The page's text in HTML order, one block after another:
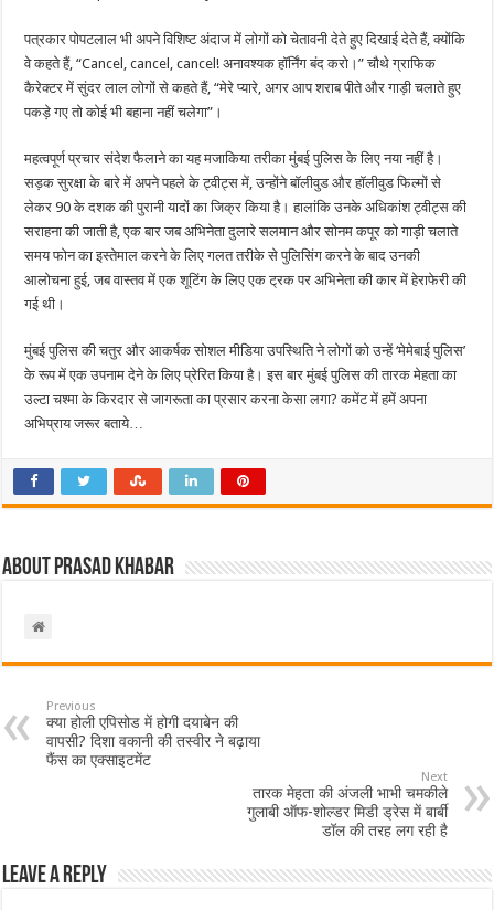
पत्रकार पोपटलाल भी अपने विशिष्ट अंदाज में लोगों को चेतावनी देते हुए दिखाई देते हैं, क्योंकि
वे कहते हैं, “Cancel, cancel, cancel! अनावश्यक हॉर्निंग बंद करो।” चौथे ग्राफिक
कैरेक्टर में सुंदर लाल लोगों से कहते हैं, “मेरे प्यारे, अगर आप शराब पीते और गाड़ी चलाते हुए
पकड़े गए तो कोई भी बहाना नहीं चलेगा”।
महत्वपूर्ण प्रचार संदेश फैलाने का यह मजाकिया तरीका मुंबई पुलिस के लिए नया नहीं है।
सड़क सुरक्षा के बारे में अपने पहले के ट्वीट्स में, उन्होंने बॉलीवुड और हॉलीवुड फिल्मों से
लेकर 90 के दशक की पुरानी यादों का जिक्र किया है। हालांकि उनके अधिकांश ट्वीट्स की
सराहना की जाती है, एक बार जब अभिनेता दुलारे सलमान और सोनम कपूर को गाड़ी चलाते
समय फोन का इस्तेमाल करने के लिए गलत तरीके से पुलिसिंग करने के बाद उनकी
आलोचना हुई, जब वास्तव में एक शूटिंग के लिए एक ट्रक पर अभिनेता की कार में हेराफेरी की
गई थी।
मुंबई पुलिस की चतुर और आकर्षक सोशल मीडिया उपस्थिति ने लोगों को उन्हें ‘मेमेबाई पुलिस’
के रूप में एक उपनाम देने के लिए प्रेरित किया है। इस बार मुंबई पुलिस की तारक मेहता का
उल्टा चश्मा के किरदार से जागरूता का प्रसार करना केसा लगा? कमेंट में हमें अपना
अभिप्राय जरूर बताये…
About Prasad Khabar
Previous
क्या होली एपिसोड में होगी दयाबेन की
वापसी? दिशा वकानी की तस्वीर ने बढ़ाया
फैंस का एक्साइटमेंट
Next
तारक मेहता की अंजली भाभी चमकीले
गुलाबी ऑफ-शोल्डर मिडी ड्रेस में बार्बी
डॉल की तरह लग रही है
Leave a Reply